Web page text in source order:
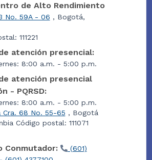
de Alto Rendimiento
No. 59A - 06 , Bogotá,
111221
atención presencial:
8:00 a.m. - 5:00 p.m.
atención presencial
- PQRSD:
8:00 a.m. - 5:00 p.m.
Cra. 68 No. 55-65 , Bogotá
Código postal: 111071
Conmutador:
(601)